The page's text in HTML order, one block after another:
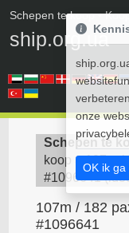
Schepen te koop•
ship.org.ua
Schepen te
koop >107m /
#1096641(
107m / 182
#1096641
onze
OK ik ga